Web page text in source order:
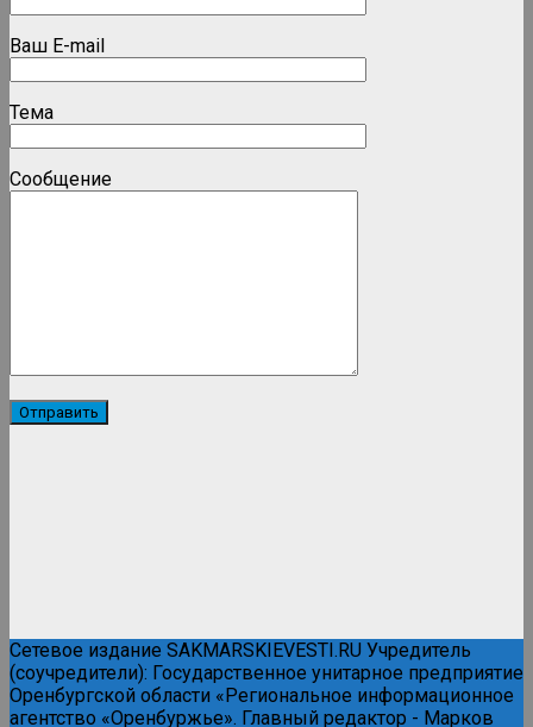
Ваш E-mail
Тема
Сообщение
Сетевое издание SAKMARSKIEVESTI.RU Учредитель
(соучредители): Государственное унитарное предприятие
Оренбургской области «Региональное информационное
агентство «Оренбуржье». Главный редактор - Марков